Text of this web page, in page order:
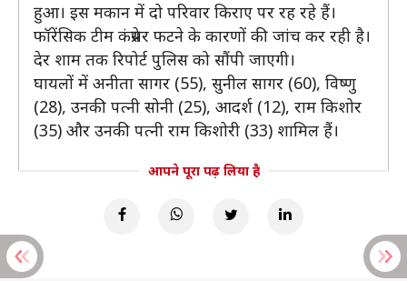
हुआ। इस मकान में दो परिवार किराए पर रह रहे हैं।
फॉरेंसिक टीम कंप्रेसर फटने के कारणों की जांच कर रही है।
देर शाम तक रिपोर्ट पुलिस को सौंपी जाएगी।
घायलों में अनीता सागर (55), सुनील सागर (60), विष्णु
(28), उनकी पत्नी सोनी (25), आदर्श (12), राम किशोर
(35) और उनकी पत्नी राम किशोरी (33) शामिल हैं।
आपने पूरा पढ़ लिया है